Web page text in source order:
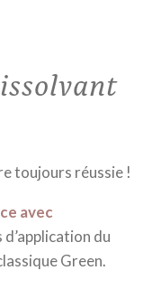
toujours réussie !
avec
du
Green.